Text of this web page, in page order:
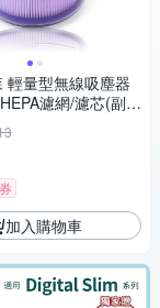
輕量型無線吸塵器
濾網/濾芯(副
Slim Fluffy Extr
券
加入購物車